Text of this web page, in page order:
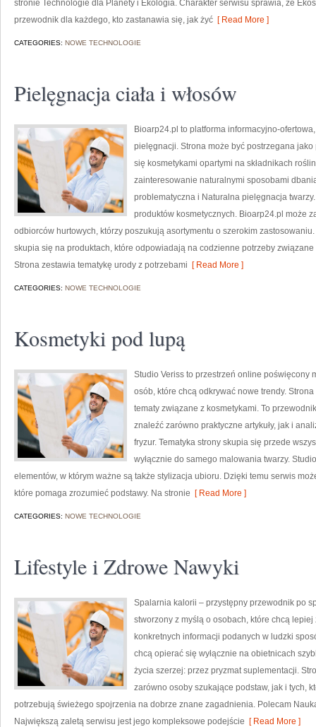
stronie Technologie dla Planety i Ekologia. Charakter serwisu sprawia, że
przewodnik dla każdego, kto zastanawia się, jak żyć [ Read More ]
CATEGORIES: NOWE TECHNOLOGIE
Pielęgnacja ciała i włosów
Bioarp24.pl to platforma informacyjno-
pielęgnacji. Strona może być postrzegana
się kosmetykami opartymi na składnikach
zainteresowanie naturalnymi sposobami
problematyczna i Naturalna pielęgnacja
produktów kosmetycznych. Bioarp24.pl może
odbiorców hurtowych, którzy poszukują asortymentu o szerokim
skupia się na produktach, które odpowiadają na codzienne potrzeby związane
Strona zestawia tematykę urody z potrzebami [ Read More ]
CATEGORIES: NOWE TECHNOLOGIE
Kosmetyki pod lupą
Studio Veriss to przestrzeń online
osób, które chcą odkrywać nowe trendy.
tematy związane z kosmetykami. To
znaleźć zarówno praktyczne artykuły, jak i
fryzur. Tematyka strony skupia się przede
wyłącznie do samego malowania twarzy.
elementów, w którym ważne są także stylizacja ubioru. Dzięki temu serwis
które pomaga zrozumieć podstawy. Na stronie [ Read More ]
CATEGORIES: NOWE TECHNOLOGIE
Lifestyle i Zdrowe Nawyki
Spalarnia kalorii – przystępny przewodnik po
stworzony z myślą o osobach, które chcą
konkretnych informacji podanych w ludzki
chcą opierać się wyłącznie na obietnicach
życia szerzej: przez pryzmat suplementacji.
zarówno osoby szukające podstaw, jak i tych,
potrzebują świeżego spojrzenia na dobrze znane zagadnienia. Polecam
Największą zaletą serwisu jest jego kompleksowe podejście [ Read More ]